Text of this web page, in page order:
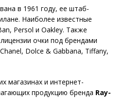
в 1961 году, ее штаб-
Наиболее известные
Persol и Oakley. Также
очки под брендами
Dolce & Gabbana, Tiffany,
магазинах и интернет-
продукцию бренда Ray-